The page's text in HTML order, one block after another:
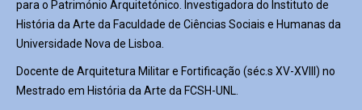
para o Património Arquitetónico. Investigadora do Instituto de
História da Arte da Faculdade de Ciências Sociais e Humanas da
Universidade Nova de Lisboa.
Docente de Arquitetura Militar e Fortificação (séc.s XV-XVIII) no
Mestrado em História da Arte da FCSH-UNL.